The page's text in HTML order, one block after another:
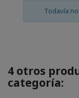
Todavía
4 otros
categoría: